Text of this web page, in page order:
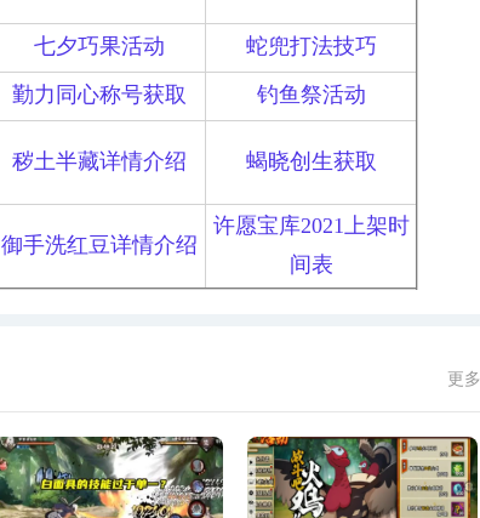
七夕巧果活动
蛇兜打法技巧
勤力同心称号获取
钓鱼祭活动
秽土半藏详情介绍 蝎晓创生获取
御手洗红豆详情介绍
许愿宝库2021上架时
间表
更多